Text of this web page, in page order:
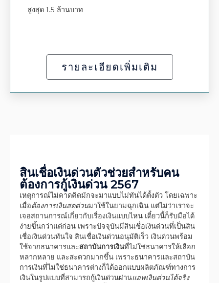
สูงสุด 1.5 ล้านบาท
รายละเอียดเพิ่มเติม
สินเชื่อเงินด่วนตัวช่วยสำหรับคน
ต้องการกู้เงินด่วน 2567
เหตุการณ์ไม่คาดคิดมักจะมาแบบไม่ทันได้ตั้งตัว โดยเฉพาะ
เมื่อต้องการเงินสดด่วนมาใช้ในยามฉุกเฉิน แต่ไม่ว่าเราจะ
เจอสถานการณ์เกี่ยวกับเรื่องเงินแบบไหน เดี๋ยวนี้ก็รับมือได้
ง่ายขึ้นกว่าแต่ก่อน เพราะปัจจุบันมีสินเชื่อเงินด่วนที่เป็นสิน
เชื่อเงินด่วนทันใจ สินเชื่อเงินด่วนอนุมัติเร็ว เงินด่วนพร้อม
ใช้จากธนาคารและสถาบันการเงินที่ไม่ใช่ธนาคารให้เลือก
หลากหลาย และสะดวกมากขึ้น เพราะธนาคารและสถาบัน
การเงินที่ไม่ใช่ธนาคารต่างก็ได้ออกแบบผลิตภัณฑ์ทางการ
เงินในรูปแบบที่สามารถกู้เงินด่วนผ่านแอพเงินด่วนได้จริง